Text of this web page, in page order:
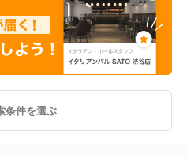
条件を選ぶ